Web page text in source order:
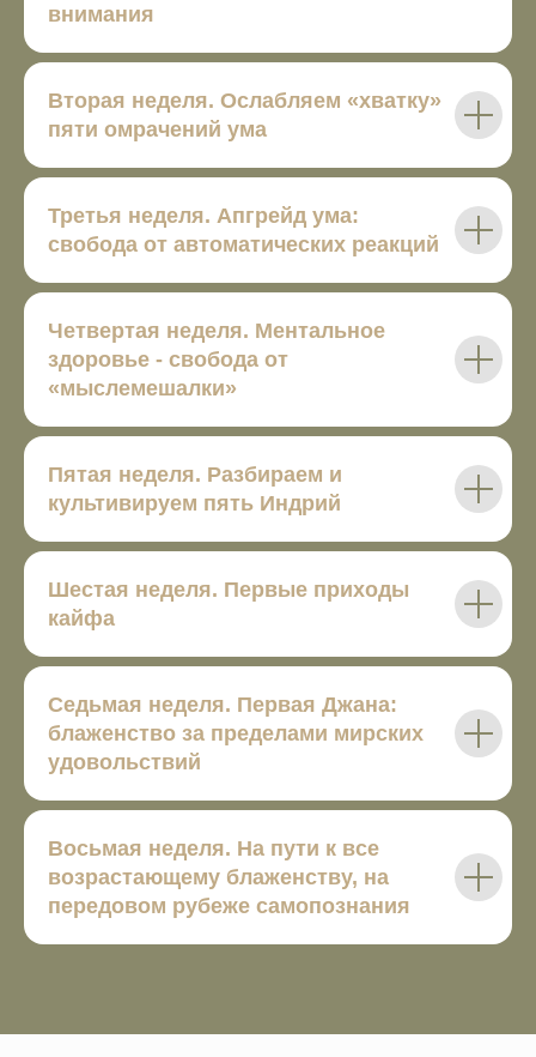
внимания
Вторая неделя. Ослабляем «хватку»
пяти омрачений ума
Третья неделя. Апгрейд ума:
свобода от автоматических реакций
Четвертая неделя. Ментальное
здоровье - свобода от
«мыслемешалки»
Пятая неделя. Разбираем и
культивируем пять Индрий
Шестая неделя. Первые приходы
кайфа
Седьмая неделя. Первая Джана:
блаженство за пределами мирских
удовольствий
Восьмая неделя. На пути к все
возрастающему блаженству, на
передовом рубеже самопознания